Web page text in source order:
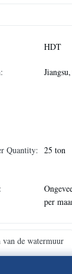
HDT
Quantity: 25 ton
per
van de watermuur